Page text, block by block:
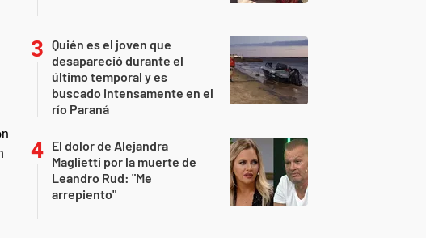
Quién es el joven que
desapareció durante el
último temporal y es
buscado intensamente en el
río Paraná
El dolor de Alejandra
Maglietti por la muerte de
Leandro Rud: "Me
arrepiento"